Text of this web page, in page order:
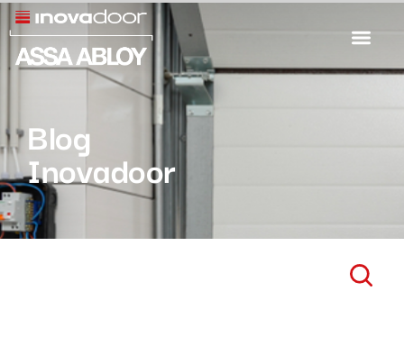
Blog
Inovadoor